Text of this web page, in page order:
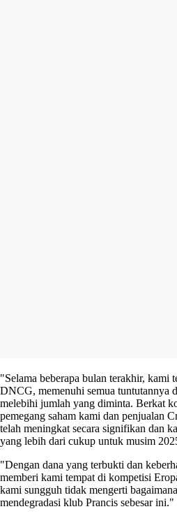
"Selama beberapa bulan terakhir, kami
DNCG, memenuhi semua tuntutannya
melebihi jumlah yang diminta. Berkat
pemegang saham kami dan penjualan
telah meningkat secara signifikan dan
yang lebih dari cukup untuk musim
"Dengan dana yang terbukti dan
memberi kami tempat di kompetisi
kami sungguh tidak mengerti
mendegradasi klub Prancis sebesar ini."